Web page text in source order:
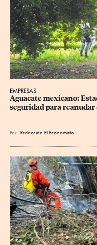
EMPRESAS
Aguacate mexicano:
seguridad para
Por Redacción El Economista